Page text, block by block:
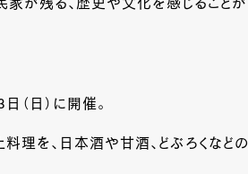
が残る、歴史や文化を感じることが
日（日）に開催。
理を、日本酒や甘酒、どぶろくなどの